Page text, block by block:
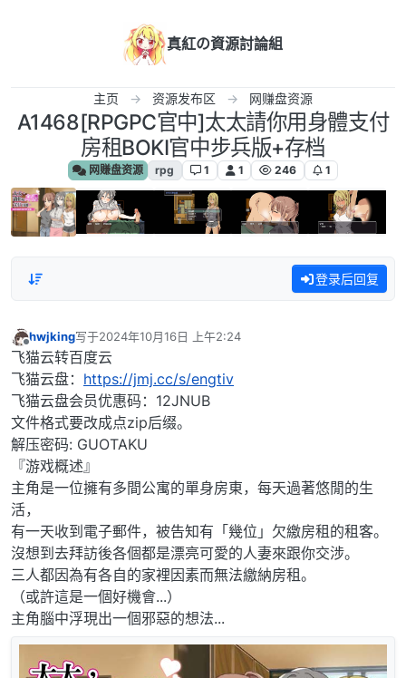
真紅の資源討論組
主页 资源发布区 网赚盘资源
A1468[RPGPC官中]太太請你用身體支付
房租BOKI官中步兵版+存档
网赚盘资源 rpg 1 1 246 1
登录后回复
离线
hwjking写于2024年10月16日 上午2:24
最后由 编辑
飞猫云转百度云
飞猫云盘： https://jmj.cc/s/engtiv
飞猫云盘会员优惠码：12JNUB
文件格式要改成点zip后缀。
解压密码: GUOTAKU
『游戏概述』
主角是一位擁有多間公寓的單身房東，每天過著悠閒的生
活，
有一天收到電子郵件，被告知有「幾位」欠繳房租的租客。
沒想到去拜訪後各個都是漂亮可愛的人妻來跟你交涉。
三人都因為有各自的家裡因素而無法繳納房租。
（或許這是一個好機會...）
主角腦中浮現出一個邪惡的想法...